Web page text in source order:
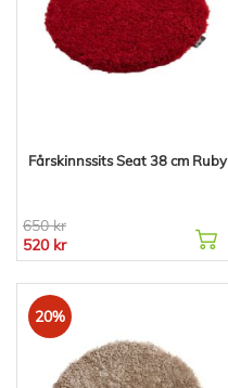
Fårskinnssits Seat 38 cm Ruby
650 kr
520 kr
20%